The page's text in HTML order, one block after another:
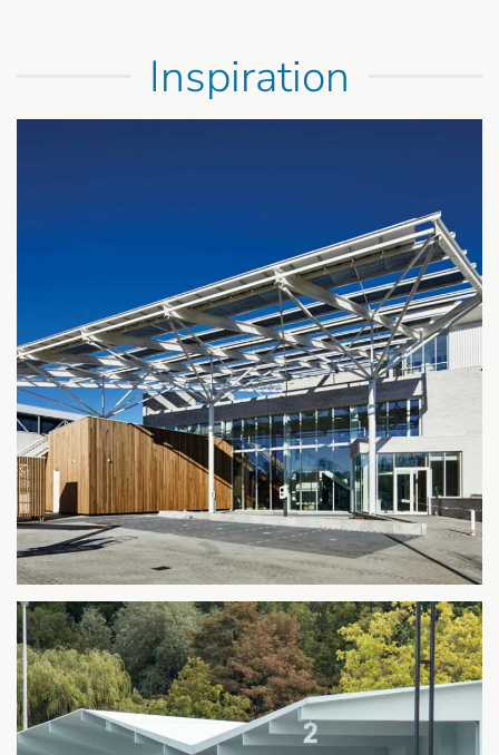
Inspiration